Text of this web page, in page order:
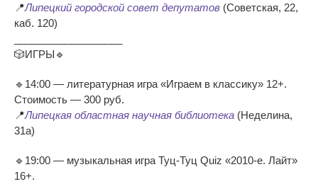
📍Липецкий городской совет депутатов (Советская, 22,
каб. 120)
🎲ИГРЫ🔹
🔹14:00 — литературная игра «Играем в классику» 12+.
Стоимость — 300 руб.
📍Липецкая областная научная библиотека (Неделина,
31а)
🔹19:00 — музыкальная игра Туц-Туц Quiz «2010-е. Лайт»
16+.